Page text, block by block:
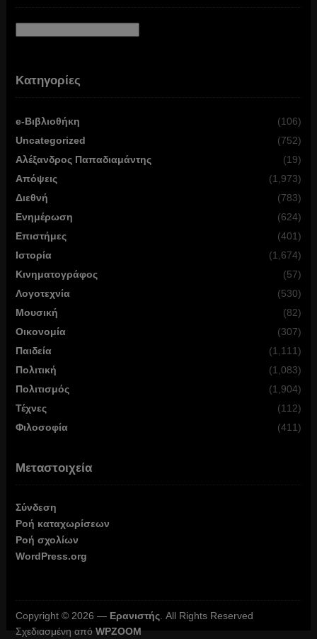
Κατηγορίες
e-Βιβλιοθήκη
(106)
Uncategorized
(752)
Αλέξανδρος Παπαδιαμάντης
(19)
Απόψεις
(1,973)
Διεθνή
(783)
Ενημέρωση
(624)
Επιστήμες
(401)
Ιστορία
(1,674)
Κινηματογράφος
(57)
Λογοτεχνία
(530)
Μουσική
(82)
Οικονομία
(307)
Παιδεία
(1,111)
Πολιτική
(1,083)
Πολιτισμός
(1,904)
Τέχνες
(112)
Φιλοσοφία
(411)
Μεταστοιχεία
Σύνδεση
Ροή καταχωρίσεων
Ροή σχολίων
WordPress.org
Copyright © 2026 — Ερανιστής. All Rights Reserved
Σχεδιασμένη από WPZOOM